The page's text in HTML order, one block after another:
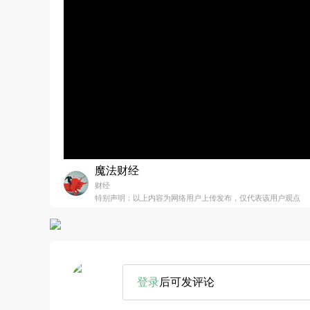
魔法财经
财经
特别声明：以上内容为网络用户上传发布，仅代表该用户观点
登录后可发评论